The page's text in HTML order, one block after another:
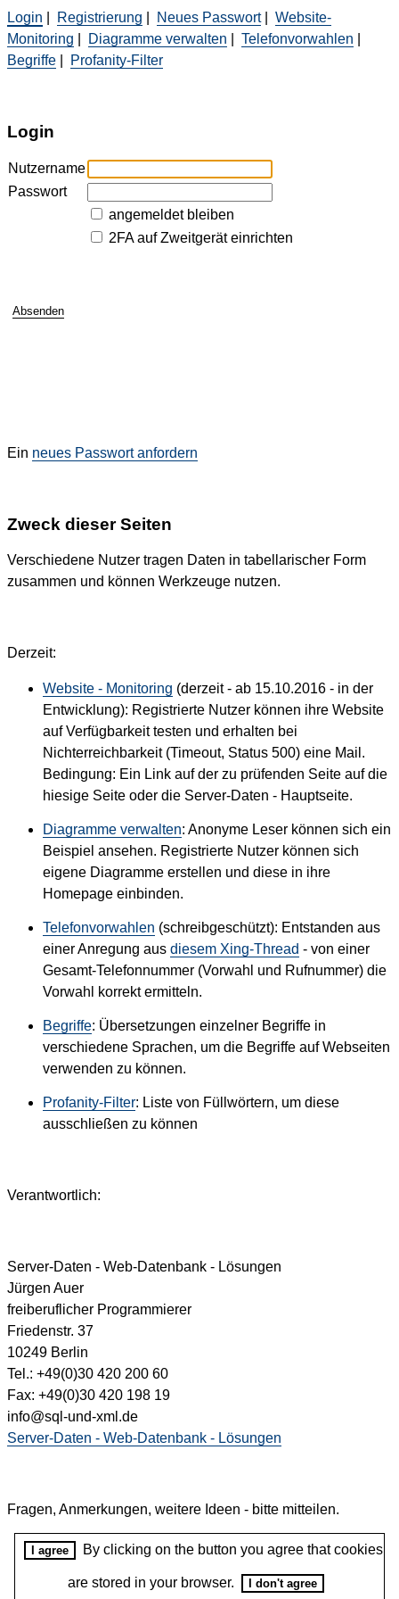
Login Registrierung Neues Passwort| Website-
Monitoring
Diagramme verwalten Telefonvorwahlen
Begriffe
Profanity-Filter
Login
Nutzername
Passwort
angemeldet bleiben
2FA auf Zweitgerät einrichten
Absenden
Ein neues Passwort anfordern
Zweck dieser Seiten
Verschiedene Nutzer tragen Daten in tabellarischer Form
zusammen und können Werkzeuge nutzen.
Derzeit:
Website - Monitoring (derzeit - ab 15.10.2016 - in der
Entwicklung): Registrierte Nutzer können ihre Website
auf Verfügbarkeit testen und erhalten bei
Nichterreichbarkeit (Timeout, Status 500) eine Mail.
Bedingung: Ein Link auf der zu prüfenden Seite auf die
hiesige Seite oder die Server-Daten - Hauptseite.
Diagramme verwalten: Anonyme Leser können sich ein
Beispiel ansehen. Registrierte Nutzer können sich
eigene Diagramme erstellen und diese in ihre
Homepage einbinden.
Telefonvorwahlen (schreibgeschützt): Entstanden aus
einer Anregung aus diesem Xing-Thread - von einer
Gesamt-Telefonnummer (Vorwahl und Rufnummer) die
Vorwahl korrekt ermitteln.
Begriffe: Übersetzungen einzelner Begriffe in
verschiedene Sprachen, um die Begriffe auf Webseiten
verwenden zu können.
Profanity-Filter: Liste von Füllwörtern, um diese
ausschließen zu können
Verantwortlich:
Server-Daten - Web-Datenbank - Lösungen
Jürgen Auer
freiberuflicher Programmierer
Friedenstr. 37
10249 Berlin
Tel.: +49(0)30 420 200 60
Fax: +49(0)30 420 198 19
info@sql-und-xml.de
Server-Daten - Web-Datenbank - Lösungen
Fragen, Anmerkungen, weitere Ideen - bitte mitteilen.
I agree By clicking on the button you agree that cookies
are stored in your browser. I don't agree